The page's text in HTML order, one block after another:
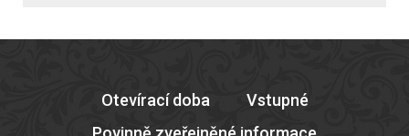
Otevírací doba
Vstupné